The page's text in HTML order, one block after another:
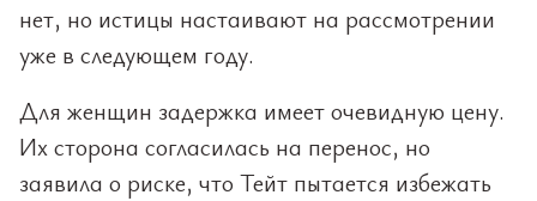
нет, но истицы настаивают на рассмотрении
уже в следующем году.
Для женщин задержка имеет очевидную цену.
Их сторона согласилась на перенос, но
заявила о риске, что Тейт пытается избежать